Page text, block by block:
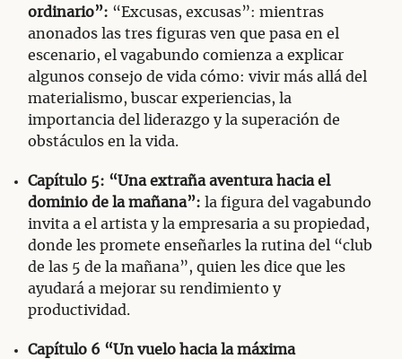
ordinario”: “Excusas, excusas”: mientras
anonados las tres figuras ven que pasa en el
escenario, el vagabundo comienza a explicar
algunos consejo de vida cómo: vivir más allá del
materialismo, buscar experiencias, la
importancia del liderazgo y la superación de
obstáculos en la vida.
Capítulo 5: “Una extraña aventura hacia el
dominio de la mañana”: la figura del vagabundo
invita a el artista y la empresaria a su propiedad,
donde les promete enseñarles la rutina del “club
de las 5 de la mañana”, quien les dice que les
ayudará a mejorar su rendimiento y
productividad.
Capítulo 6 “Un vuelo hacia la máxima